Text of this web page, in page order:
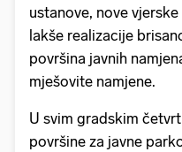
ustanove, nove
lakše realizacije
površina javnih
mješovite namjene.
U svim gradskim
površine za javne